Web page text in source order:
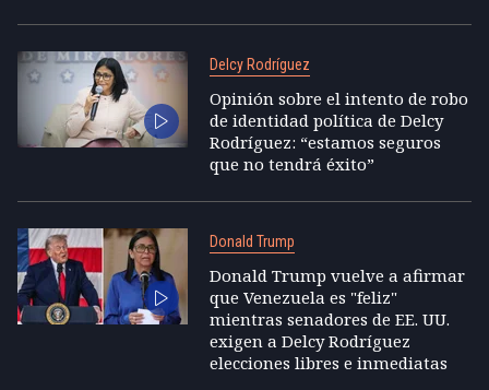
Delcy Rodríguez
Opinión sobre el intento de robo
de identidad política de Delcy
Rodríguez: “estamos seguros
que no tendrá éxito”
Donald Trump
Donald Trump vuelve a afirmar
que Venezuela es "feliz"
mientras senadores de EE. UU.
exigen a Delcy Rodríguez
elecciones libres e inmediatas